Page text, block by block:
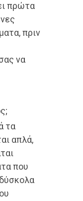
πρώτα
πριν
να
τα
απλά,
που